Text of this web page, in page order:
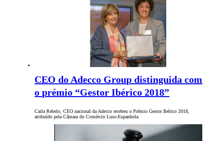
CEO do Adecco Group distinguida com
o prémio “Gestor Ibérico 2018”
Carla Rebelo, CEO nacional da Adecco recebeu o Prémio Gestor Ibérico 2018,
atribuído pela Câmara do Comércio Luso-Espanhola.